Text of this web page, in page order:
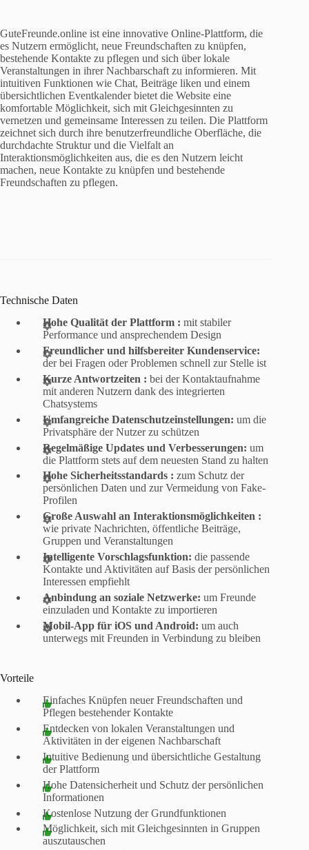
GuteFreunde.online ist eine innovative Online-Plattform, die
es Nutzern ermöglicht, neue Freundschaften zu knüpfen,
bestehende Kontakte zu pflegen und sich über lokale
Veranstaltungen in ihrer Nachbarschaft zu informieren. Mit
intuitiven Funktionen wie Chat, Beiträge liken und einem
übersichtlichen Eventkalender bietet die Website eine
komfortable Möglichkeit, sich mit Gleichgesinnten zu
vernetzen und gemeinsame Interessen zu teilen. Die Plattform
zeichnet sich durch ihre benutzerfreundliche Oberfläche, die
durchdachte Struktur und die Vielfalt an
Interaktionsmöglichkeiten aus, die es den Nutzern leicht
machen, neue Kontakte zu knüpfen und bestehende
Freundschaften zu pflegen.
Technische Daten
Hohe Qualität der Plattform : mit stabiler
Performance und ansprechendem Design
Freundlicher und hilfsbereiter Kundenservice:
der bei Fragen oder Problemen schnell zur Stelle ist
Kurze Antwortzeiten : bei der Kontaktaufnahme
mit anderen Nutzern dank des integrierten
Chatsystems
Umfangreiche Datenschutzeinstellungen: um die
Privatsphäre der Nutzer zu schützen
Regelmäßige Updates und Verbesserungen: um
die Plattform stets auf dem neuesten Stand zu halten
Hohe Sicherheitsstandards : zum Schutz der
persönlichen Daten und zur Vermeidung von Fake-
Profilen
Große Auswahl an Interaktionsmöglichkeiten :
wie private Nachrichten, öffentliche Beiträge,
Gruppen und Veranstaltungen
Intelligente Vorschlagsfunktion: die passende
Kontakte und Aktivitäten auf Basis der persönlichen
Interessen empfiehlt
Anbindung an soziale Netzwerke: um Freunde
einzuladen und Kontakte zu importieren
Mobil-App für iOS und Android: um auch
unterwegs mit Freunden in Verbindung zu bleiben
Vorteile
Einfaches Knüpfen neuer Freundschaften und
Pflegen bestehender Kontakte
Entdecken von lokalen Veranstaltungen und
Aktivitäten in der eigenen Nachbarschaft
Intuitive Bedienung und übersichtliche Gestaltung
der Plattform
Hohe Datensicherheit und Schutz der persönlichen
Informationen
Kostenlose Nutzung der Grundfunktionen
Möglichkeit, sich mit Gleichgesinnten in Gruppen
auszutauschen